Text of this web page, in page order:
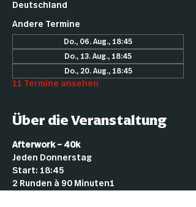
Deutschland
Andere Termine
Do., 06. Aug., 18:45
Do., 13. Aug., 18:45
Do., 20. Aug., 18:45
11 Termine ansehen
Über die Veranstaltung
Afterwork – 40k
Jeden Donnerstag
Start: 18:45
2 Runden à 90 Minuten1